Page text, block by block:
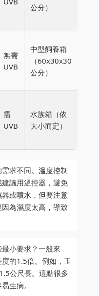
公分）
無需
UVB
中型飼養箱
（60x30x30
公分）
需
UVB
水族箱（依
大小而定）
求不同。溫度控制
議用溫控器，避免
或噴水，但要注意
為濕度太高，導致
小要求？一般來
的1.5倍。例如，玉
公尺長。這點很多
生病。